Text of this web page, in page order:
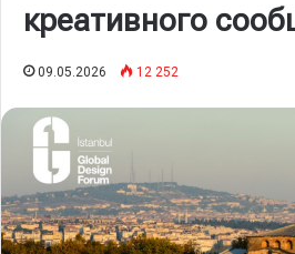
креативного
09.05.2026 12 252